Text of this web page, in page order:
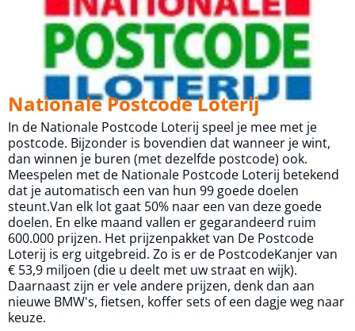
Nationale Postcode Loterij
In de Nationale Postcode Loterij speel je mee met je
postcode. Bijzonder is bovendien dat wanneer je wint,
dan winnen je buren (met dezelfde postcode) ook.
Meespelen met de Nationale Postcode Loterij betekend
dat je automatisch een van hun 99 goede doelen
steunt.Van elk lot gaat 50% naar een van deze goede
doelen. En elke maand vallen er gegarandeerd ruim
600.000 prijzen. Het prijzenpakket van De Postcode
Loterij is erg uitgebreid. Zo is er de PostcodeKanjer van
€ 53,9 miljoen (die u deelt met uw straat en wijk).
Daarnaast zijn er vele andere prijzen, denk dan aan
nieuwe BMW's, fietsen, koffer sets of een dagje weg naar
keuze.